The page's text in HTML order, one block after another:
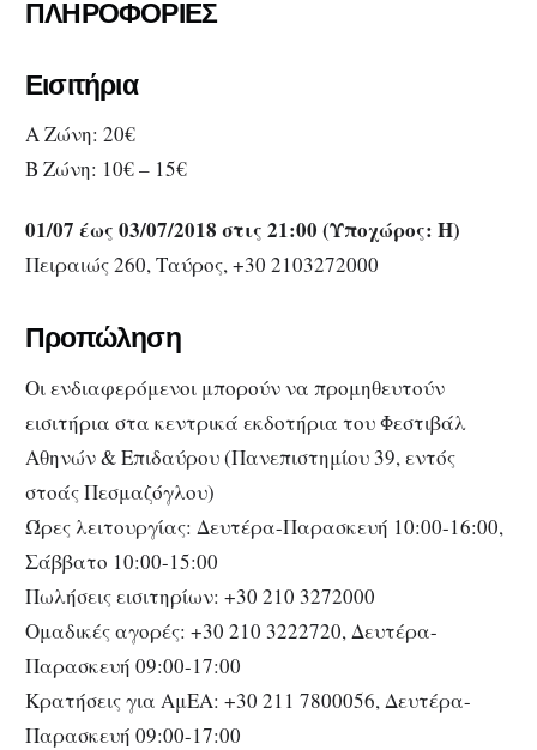
ΠΛΗΡΟΦΟΡΙΕΣ
Εισιτήρια
Α Ζώνη: 20€
Β Ζώνη: 10€ – 15€
01/07 έως 03/07/2018 στις 21:00 (Υποχώρος: Η)
Πειραιώς 260, Ταύρος, +30 2103272000
Προπώληση
Οι ενδιαφερόμενοι μπορούν να προμηθευτούν
εισιτήρια στα κεντρικά εκδοτήρια του Φεστιβάλ
Αθηνών & Επιδαύρου (Πανεπιστημίου 39, εντός
στοάς Πεσμαζόγλου)
Ώρες λειτουργίας: Δευτέρα-Παρασκευή 10:00-16:00,
Σάββατο 10:00-15:00
Πωλήσεις εισιτηρίων: +30 210 3272000
Ομαδικές αγορές: +30 210 3222720, Δευτέρα-
Παρασκευή 09:00-17:00
Κρατήσεις για ΑμΕΑ: +30 211 7800056, Δευτέρα-
Παρασκευή 09:00-17:00